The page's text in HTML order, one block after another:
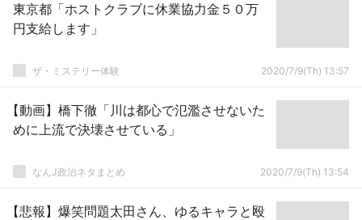
東京都「ホストクラブに休業協力金５０万
円支給します」
ザ・ミステリー体験 2020/7/9(Th) 13:57
【動画】橋下徹「川は都心で氾濫させないた
めに上流で決壊させている」
なんJ政治ネタまとめ 2020/7/9(Th) 13:54
【悲報】爆笑問題太田さん、ゆるキャラと殴